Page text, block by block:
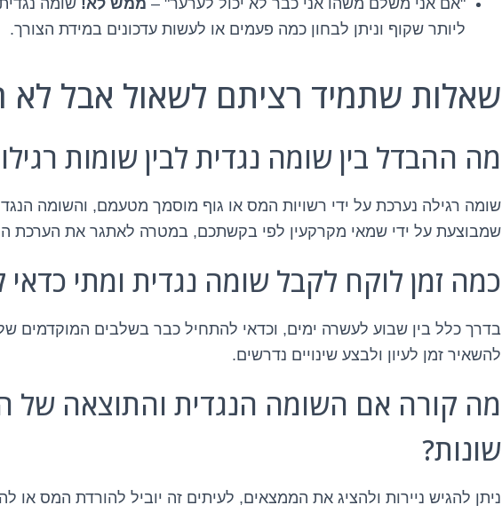
"אם אני משלם משהו אני כבר לא יכול לערער" – ממש לא! שומה
ליותר שקוף וניתן לבחון כמה פעמים או לעשות עדכונים במידת הצורך.
שאלות שתמיד רציתם לשאול אבל לא
מה ההבדל בין שומה נגדית לבין שומות
שומה רגילה נערכת על ידי רשויות המס או גוף מוסמך מטעמם, והשומה
שמבוצעת על ידי שמאי מקרקעין לפי בקשתכם, במטרה לאתגר את הערכת
כמה זמן לוקח לקבל שומה נגדית ומתי
בדרך כלל בין שבוע לעשרה ימים, וכדאי להתחיל כבר בשלבים המוקדמים
להשאיר זמן לעיון ולבצע שינויים נדרשים.
מה קורה אם השומה הנגדית והתוצאה של
שונות?
ניתן להגיש ניירות ולהציג את הממצאים, לעיתים זה יוביל להורדת המס או